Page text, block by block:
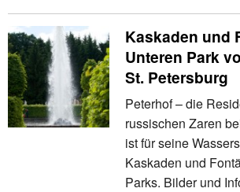
Kaskaden und
Unteren Park
St. Petersburg
Peterhof – die
russischen Zaren
ist für seine
Kaskaden und
Parks. Bilder und